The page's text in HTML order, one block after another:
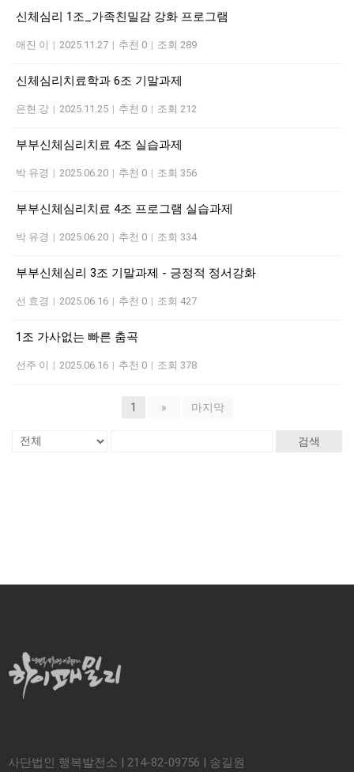
신체심리 1조_가족친밀감 강화 프로그램
애진 이 | 2025.11.27 | 추천 0 | 조회 289
신체심리치료학과 6조 기말과제
은현 강 | 2025.11.25 | 추천 0 | 조회 212
부부신체심리치료 4조 실습과제
박 유경 | 2025.06.20 | 추천 0 | 조회 356
부부신체심리치료 4조 프로그램 실습과제
박 유경 | 2025.06.20 | 추천 0 | 조회 334
부부신체심리 3조 기말과제 - 긍정적 정서강화
선 효경 | 2025.06.16 | 추천 0 | 조회 427
1조 가사없는 빠른 춤곡
선주 이 | 2025.06.16 | 추천 0 | 조회 378
1 » 마지막
검색
사단법인 행복발전소 | 214-82-09756 | 송길원